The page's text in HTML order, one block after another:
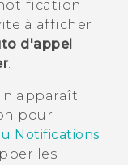
à afficher
d'appel
.
n'apparaît
pour
Notifications
les